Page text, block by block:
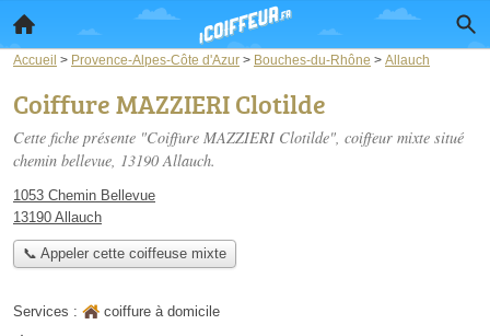
Accueil > Provence-Alpes-Côte d'Azur > Bouches-du-Rhône > Allauch
Coiffure MAZZIERI Clotilde
Cette fiche présente "Coiffure MAZZIERI Clotilde", coiffeur mixte situé
chemin bellevue, 13190 Allauch.
1053 Chemin Bellevue
13190 Allauch
📞 Appeler cette coiffeuse mixte
Services : coiffure à domicile